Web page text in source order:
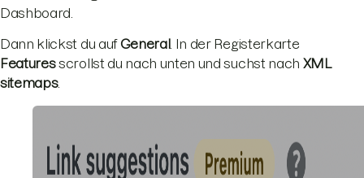
Dashboard.
Dann klickst du aufGeneral. In der Registerkarte
Featuresscrollst du nach unten und suchst nach XML
sitemaps.